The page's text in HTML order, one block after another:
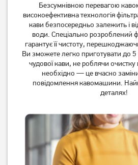
Безсумнівною перевагою
високоефективна технологія
кави безпосередньо залежить і
води. Спеціально розроблений
гарантує її чистоту,
Ви зможете легко приготувати до
чудової кави, не роблячи
необхідно — це вчасно
повідомлення кавомашини.
деталях!